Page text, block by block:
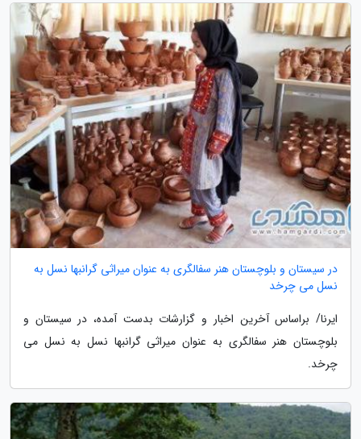
در سیستان و بلوچستان هنر سفالگری به عنوان میراثی گرانبها نسل به
نسل می چرخد
ایرنا/ براساس آخرین اخبار و گزارشات بدست آمده، در سیستان و
بلوچستان هنر سفالگری به عنوان میراثی گرانبها نسل به نسل می
چرخد.